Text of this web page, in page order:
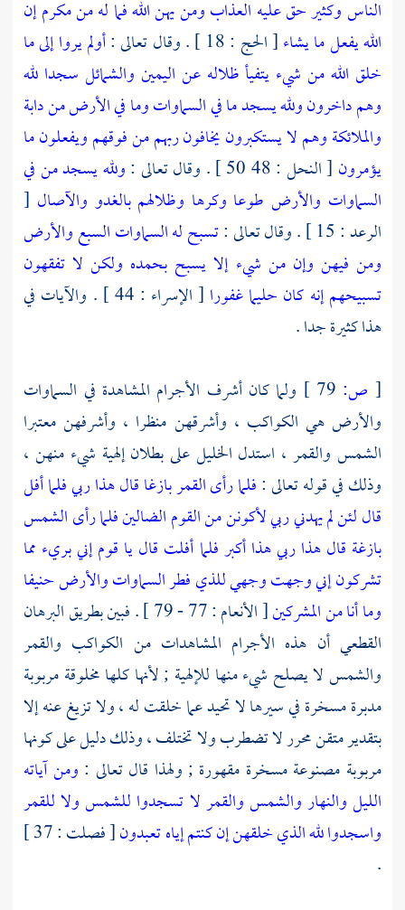
الناس وكثير حق عليه العذاب ومن يهن الله فما له من مكرم إن
الله يفعل ما يشاء[ الحج : 18 ] . وقال تعالى :
أولم يروا إلى ما
خلق الله من شيء يتفيأ ظلاله عن اليمين والشمائل سجدا لله
وهم داخرون ولله يسجد ما في السماوات وما في الأرض من دابة
والملائكة وهم لا يستكبرون يخافون ربهم من فوقهم ويفعلون ما
يؤمرون [ النحل : 48 50 ] . وقال تعالى :
ولله يسجد من في
السماوات والأرض طوعا وكرها وظلالهم بالغدو والآصال [
الرعد : 15 ] . وقال تعالى :
تسبح له السماوات السبع والأرض
ومن فيهن وإن من شيء إلا يسبح بحمده ولكن لا تفقهون
تسبيحهم إنه كان حليما غفورا
[ الإسراء : 44 ] . والآيات في
هذا كثيرة جدا .
[ ص:
ولما كان أشرف الأجرام المشاهدة في السماوات
والأرض هي الكواكب ، وأشرقهن منظرا ، وأشرفهن معتبرا
الشمس والقمر ، استدل الخليلعلى بطلان إلهية شيء منهن ،
وذلك في قوله تعالى :فلما رأى القمر بازغا قال هذا ربي فلما أفل
قال لئن لم يهدني ربي لأكونن من القوم الضالين فلما رأى الشمس
بازغة قال هذا ربي هذا أكبر فلما أفلت قال يا قوم إني بريء مما
تشركون إني وجهت وجهي للذي فطر السماوات والأرض حنيفا
وما أنا من المشركين
[ الأنعام : 77 - 79 ] . فبين بطريق البرهان
القطعي أن هذه الأجرام المشاهدات من الكواكب والقمر
والشمس لا يصلح شيء منها للإلهية ; لأنها كلها مخلوقة مربوبة
مدبرة مسخرة في سيرها لا تحيد عما خلقت له ، ولا تزيغ عنه إلا
بتقدير متقن محرر لا تضطرب ولا تختلف ، وذلك دليل على كونها
مربوبة مصنوعة مسخرة مقهورة ; ولهذا قال تعالى : ومن آياته
الليل والنهار والشمس والقمر لا تسجدوا للشمس ولا للقمر
واسجدوا لله الذي خلقهن إن كنتم إياه تعبدون
[ فصلت : 37 ]
.